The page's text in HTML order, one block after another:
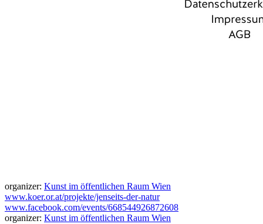
organizer: Kunst im öffentlichen Raum Wien
www.koer.or.at/projekte/jenseits-der-natur
www.facebook.com/events/668544926872608
organizer: Kunst im öffentlichen Raum Wien